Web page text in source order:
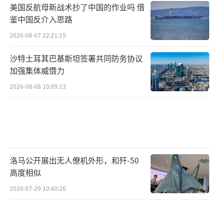
美国反航母新战术抄了中国的作业吗 借
鉴中国反介入思路
2026-08-07 22:21:19
沙特土耳其巴基斯坦签署共同防务协议
加强集体威慑力
2026-08-08 10:09:13
洛马公开展出无人僚机外形，和歼-50
高度相似
2026-07-29 10:40:26